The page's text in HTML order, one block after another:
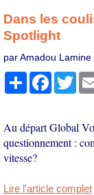
Dans les
Spotlight
par Amadou Lamine
PartagerFacebook
Au départ Global
questionnement :
vitesse?
Lire l'article complet